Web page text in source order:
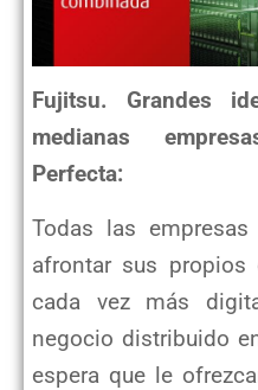
Fujitsu. Grandes
medianas
Perfecta:
Todas las
afrontar sus
cada vez más
negocio distribuido
espera que le